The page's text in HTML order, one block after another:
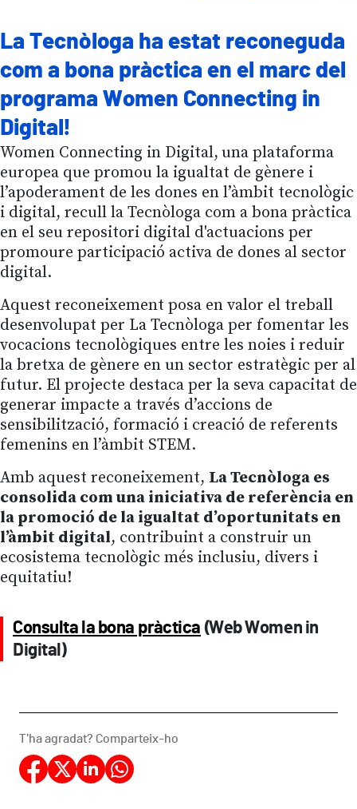
La Tecnòloga ha estat reconeguda
com a bona pràctica en el marc del
programa Women Connecting in
Digital!
Women Connecting in Digital, una plataforma
europea que promou la igualtat de gènere i
l’apoderament de les dones en l’àmbit tecnològic
i digital, recull la Tecnòloga com a bona pràctica
en el seu repositori digital d'actuacions per
promoure participació activa de dones al sector
digital.
Aquest reconeixement posa en valor el treball
desenvolupat per La Tecnòloga per fomentar les
vocacions tecnològiques entre les noies i reduir
la bretxa de gènere en un sector estratègic per al
futur. El projecte destaca per la seva capacitat de
generar impacte a través d’accions de
sensibilització, formació i creació de referents
femenins en l’àmbit STEM.
Amb aquest reconeixement, La Tecnòloga es
consolida com una iniciativa de referència en
la promoció de la igualtat d’oportunitats en
l’àmbit digital, contribuint a construir un
ecosistema tecnològic més inclusiu, divers i
equitatiu!
Consulta la bona pràctica (Web Women in
Digital)
T'ha agradat? Comparteix-ho